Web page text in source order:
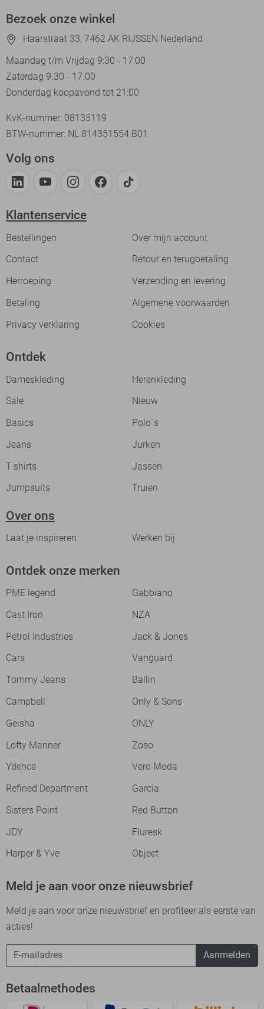
Bezoek onze winkel
Haarstraat 33, 7462 AK RIJSSEN Nederland
Maandag t/m Vrijdag 9:30 - 17:00
Zaterdag 9.30 - 17.00
Donderdag koopavond tot 21:00
KvK-nummer: 08135119
BTW-nummer: NL 814351554.B01
Volg ons
Klantenservice
Bestellingen
Over mijn account
Contact
Retour en terugbetaling
Herroeping
Verzending en levering
Betaling
Algemene voorwaarden
Privacy verklaring
Cookies
Ontdek
Dameskleding
Herenkleding
Sale
Nieuw
Basics
Polo`s
Jeans
Jurken
T-shirts
Jassen
Jumpsuits
Truien
Over ons
Laat je inspireren Werken bij
Ontdek onze merken
PME legend
Gabbiano
Cast Iron
NZA
Petrol Industries
Jack & Jones
Cars
Vanguard
Tommy Jeans
Ballin
Campbell
Only & Sons
Geisha
ONLY
Lofty Manner
Zoso
Ydence
Vero Moda
Refined Department
Garcia
Sisters Point
Red Button
JDY
Fluresk
Harper & Yve
Object
Meld je aan voor onze nieuwsbrief
Meld je aan voor onze nieuwsbrief en profiteer als eerste van
acties!
Aanmelden
Betaalmethodes